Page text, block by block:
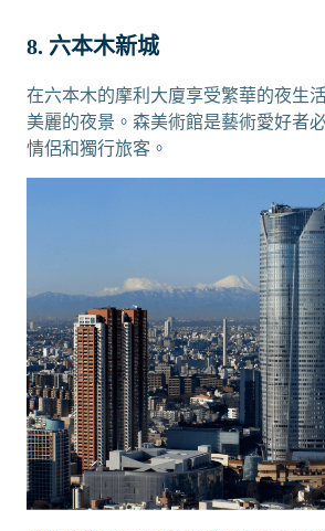
8. 六本木新城
在六本木的摩利大廈享受繁華的夜生
美麗的夜景。森美術館是藝術愛好者
情侶和獨行旅客。